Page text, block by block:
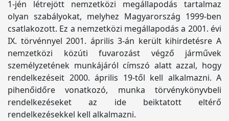
1-jén létrejött nemzetközi megállapodás tartalmaz
olyan szabályokat, melyhez Magyarország 1999-ben
csatlakozott. Ez a nemzetközi megállapodás a 2001. évi
IX. törvénnyel 2001. április 3-án került kihirdetésre A
nemzetközi közúti fuvarozást végző járművek
személyzetének munkájáról címszó alatt azzal, hogy
rendelkezéseit 2000. április 19-től kell alkalmazni. A
pihenőidőre vonatkozó, munka törvénykönyvbeli
rendelkezéseket az ide beiktatott eltérő
rendelkezésekkel kell alkalmazni.